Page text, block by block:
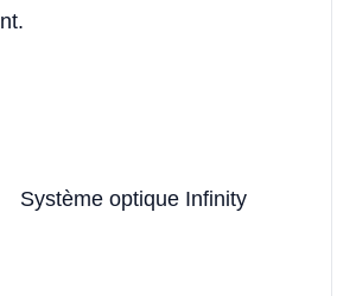
Système optique Infinity